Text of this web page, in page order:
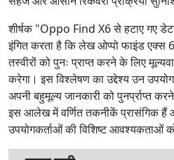
शीर्षक "Oppo Find X6 से हटाए गए
इंगित करता है कि लेख ओप्पो फाइंड एक्स
तस्वीरों को पुनः प्राप्त करने के लिए
करेगा। इस विश्लेषण का उद्देश्य उन
अपनी बहुमूल्य जानकारी को पुनर्प्राप्त
इस आलेख में वर्णित तकनीकें प्रासंगिक
उपयोगकर्ताओं की विशिष्ट आवश्यकताओं